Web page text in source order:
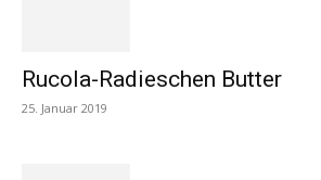
Rucola-Radieschen Butter
25. Januar 2019